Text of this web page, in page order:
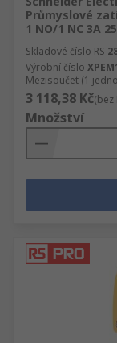
Průmyslové
1 NO/1 NC 3A
Skladové číslo RS
Výrobní číslo
Mezisoučet (1
3 118,38 Kč(bez
Množství